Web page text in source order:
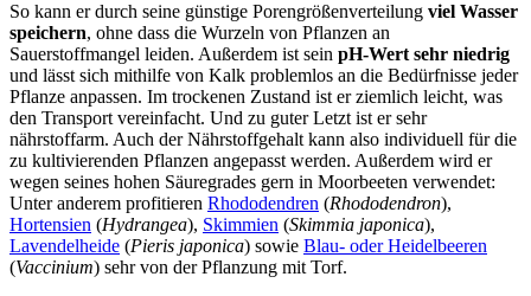
So kann er durch seine günstige Porengrößenverteilung viel Wasser
speichern, ohne dass die Wurzeln von Pflanzen an
Sauerstoffmangel leiden. Außerdem ist sein pH-Wert sehr niedrig
und lässt sich mithilfe von Kalk problemlos an die Bedürfnisse jeder
Pflanze anpassen. Im trockenen Zustand ist er ziemlich leicht, was
den Transport vereinfacht. Und zu guter Letzt ist er sehr
nährstoffarm. Auch der Nährstoffgehalt kann also individuell für die
zu kultivierenden Pflanzen angepasst werden. Außerdem wird er
wegen seines hohen Säuregrades gern in Moorbeeten verwendet:
Unter anderem profitieren Rhododendren (Rhododendron),
Hortensien (Hydrangea), Skimmien (Skimmia japonica),
Lavendelheide (Pieris japonica) sowie Blau- oder Heidelbeeren
(Vaccinium) sehr von der Pflanzung mit Torf.